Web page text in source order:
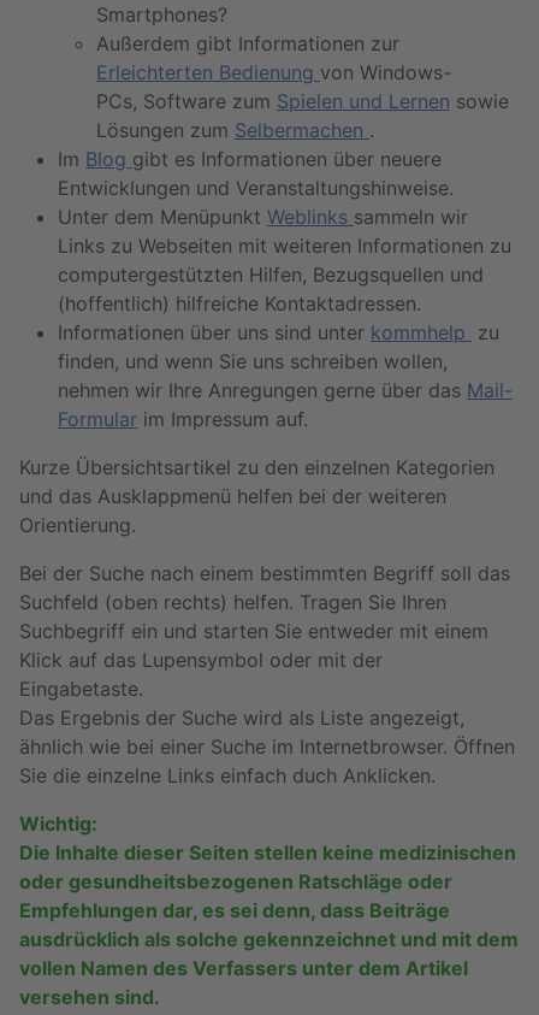
Smartphones?
Außerdem gibt Informationen zur
Erleichterten Bedienung von Windows-
PCs, Software zum Spielen und Lernen sowie
Lösungen zum Selbermachen .
Im Blog gibt es Informationen über neuere
Entwicklungen und Veranstaltungshinweise.
Unter dem Menüpunkt Weblinks sammeln wir
Links zu Webseiten mit weiteren Informationen zu
computergestützten Hilfen, Bezugsquellen und
(hoffentlich) hilfreiche Kontaktadressen.
Informationen über uns sind unter kommhelp zu
finden, und wenn Sie uns schreiben wollen,
nehmen wir Ihre Anregungen gerne über das Mail-
Formular im Impressum auf.
Kurze Übersichtsartikel zu den einzelnen Kategorien
und das Ausklappmenü helfen bei der weiteren
Orientierung.
Bei der Suche nach einem bestimmten Begriff soll das
Suchfeld (oben rechts) helfen. Tragen Sie Ihren
Suchbegriff ein und starten Sie entweder mit einem
Klick auf das Lupensymbol oder mit der
Eingabetaste.
Das Ergebnis der Suche wird als Liste angezeigt,
ähnlich wie bei einer Suche im Internetbrowser. Öffnen
Sie die einzelne Links einfach duch Anklicken.
Wichtig:
Die Inhalte dieser Seiten stellen keine medizinischen
oder gesundheitsbezogenen Ratschläge oder
Empfehlungen dar, es sei denn, dass Beiträge
ausdrücklich als solche gekennzeichnet und mit dem
vollen Namen des Verfassers unter dem Artikel
versehen sind.